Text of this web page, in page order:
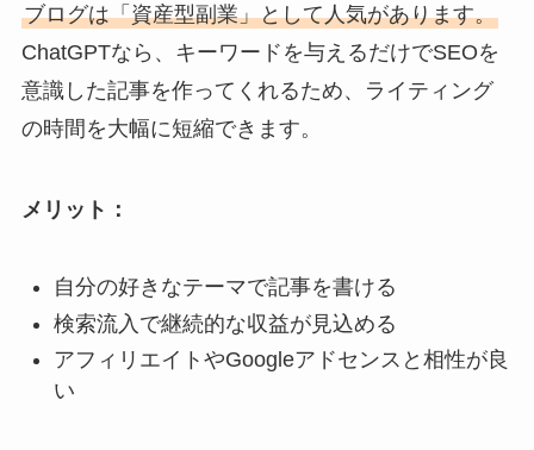
ブログは「資産型副業」として人気があります。
ChatGPTなら、キーワードを与えるだけでSEOを
意識した記事を作ってくれるため、ライティング
の時間を大幅に短縮できます。
メリット：
自分の好きなテーマで記事を書ける
検索流入で継続的な収益が見込める
アフィリエイトやGoogleアドセンスと相性が良
い